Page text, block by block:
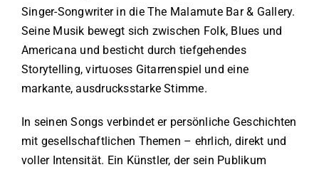
Singer-Songwriter in die The Malamute Bar & Gallery.
Seine Musik bewegt sich zwischen Folk, Blues und
Americana und besticht durch tiefgehendes
Storytelling, virtuoses Gitarrenspiel und eine
markante, ausdrucksstarke Stimme.
In seinen Songs verbindet er persönliche Geschichten
mit gesellschaftlichen Themen – ehrlich, direkt und
voller Intensität. Ein Künstler, der sein Publikum